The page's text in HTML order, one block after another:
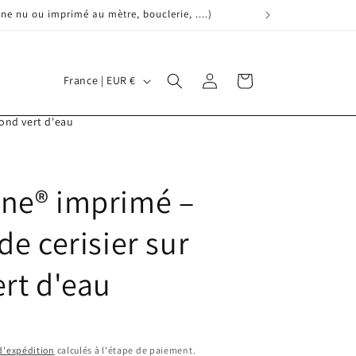
nu ou imprimé au mètre, bouclerie, ....)
y
r
g
i
o
France | EUR € Connexion Panier
vert d'eau
imprimé –
cerisier sur
d'eau
calculés à l'étape de paiement.